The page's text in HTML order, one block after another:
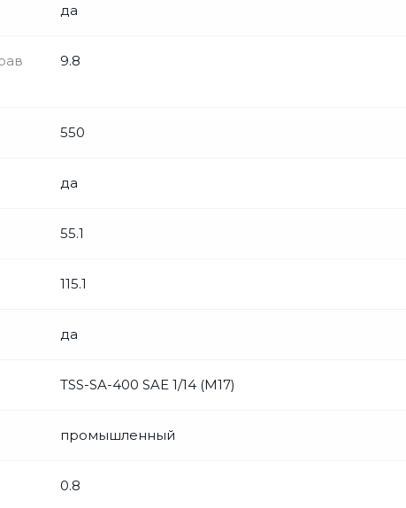
да
9.8
550
да
55.1
115.1
да
TSS-SA-400 SAE 1/14 (М17)
промышленный
0.8